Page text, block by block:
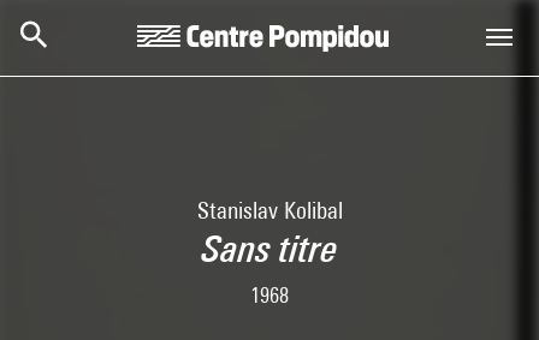
Stanislav Kolibal
Sans titre
1968